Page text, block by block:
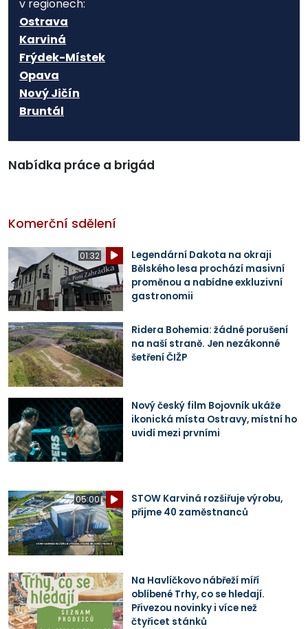
v regionech:
Ostrava
Karviná
Frýdek-Místek
Opava
Nový Jičín
Bruntál
Nabídka práce a brigád
Komerční sdělení
01:32
Legendární Dakota na okraji
Bělského lesa prochází masivní
proměnou a nabídne exkluzivní
gastronomii
Ridera Bohemia: žádné porušení
na naší straně. Jen nezákonné
šetření ČIŽP
Nový český film Bojovník ukáže
ikonická místa Ostravy, místní ho
uvidí mezi prvními
05:00
STOW Karviná rozšiřuje výrobu,
přijme 40 zaměstnanců
Na Havlíčkovo nábřeží míří
oblíbené Trhy, co se hledají.
Přivezou novinky i více než
čtyřicet stánků